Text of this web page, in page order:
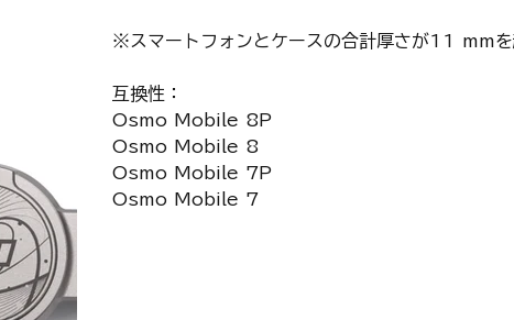
※スマートフォンとケースの合計厚さが11 mmを
互換性：
Osmo Mobile 8P
Osmo Mobile 8
Osmo Mobile 7P
Osmo Mobile 7